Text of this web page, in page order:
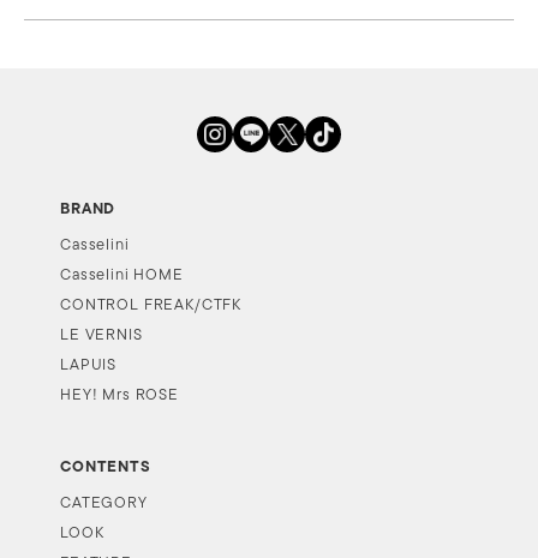
BRAND
Casselini
Casselini HOME
CONTROL FREAK/CTFK
LE VERNIS
LAPUIS
HEY! Mrs ROSE
CONTENTS
CATEGORY
LOOK